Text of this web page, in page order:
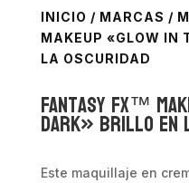
INICIO / MARCAS /
MAKEUP «GLOW IN
LA OSCURIDAD
Fantasy FX™
dark» Brillo en
Este maquillaje en